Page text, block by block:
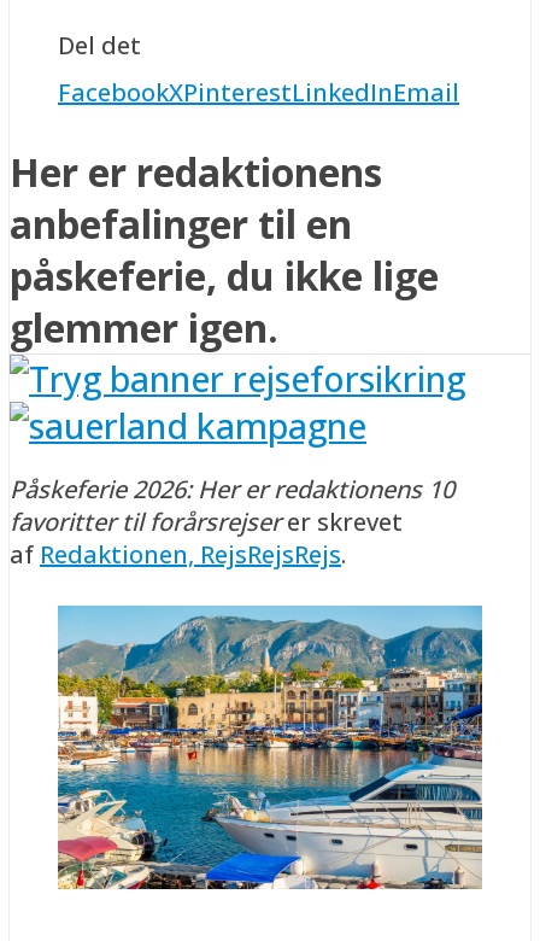
Del det
FacebookXPinterestLinkedInEmail
Her er redaktionens
anbefalinger til en
påskeferie, du ikke lige
glemmer igen.
Påskeferie 2026: Her er redaktionens 10
favoritter til forårsrejserer skrevet
af Redaktionen, RejsRejsRejs.